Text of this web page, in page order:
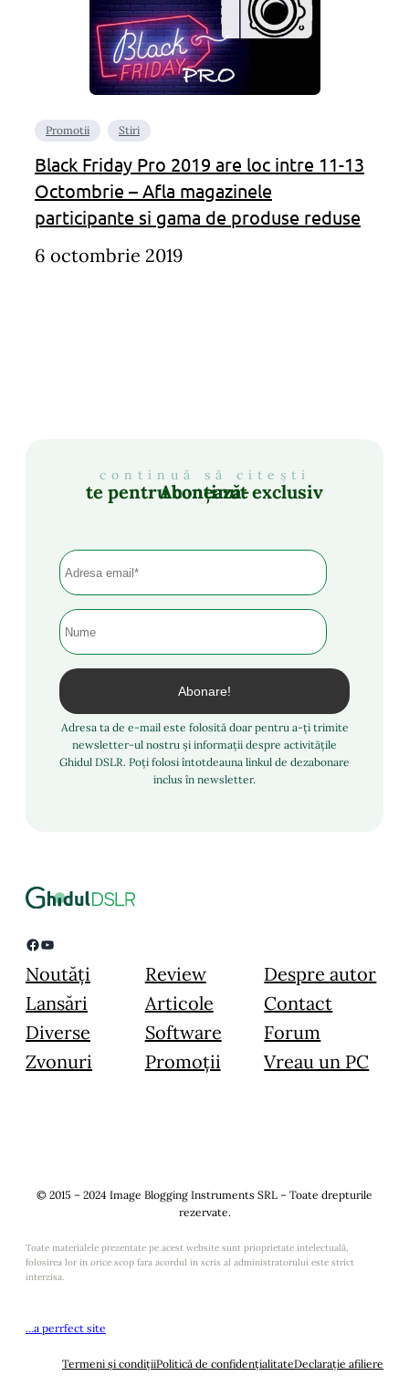
Promotii Stiri
Black Friday Pro 2019 are loc intre 11-13
Octombrie – Afla magazinele
participante si gama de produse reduse
6 octombrie 2019
continuă să citești
Abonează-te pentru conținut exclusiv
Adresa ta de e-mail este folosită doar pentru a-ți trimite
newsletter-ul nostru și informații despre activitățile
Ghidul DSLR. Poți folosi întotdeauna linkul de dezabonare
inclus în newsletter.
Facebook YouTube
Noutăți
Lansări
Diverse
Zvonuri
Review
Articole
Software
Promoții
Despre autor
Contact
Forum
Vreau un PC
© 2015 – 2024 Image Blogging Instruments SRL – Toate drepturile
rezervate.
Toate materialele prezentate pe acest website sunt prioprietate intelectuală,
folosirea lor in orice scop fara acordul in scris al administratorului este strict
interzisa.
…a perrfect site
Termeni și condițiiPolitică de confidențialitateDeclarație afiliere